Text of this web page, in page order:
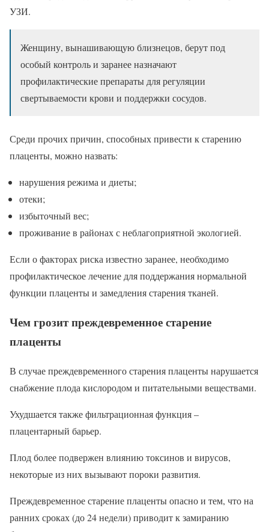
УЗИ.
Женщину, вынашивающую близнецов, берут под
особый контроль и заранее назначают
профилактические препараты для регуляции
свертываемости крови и поддержки сосудов.
Среди прочих причин, способных привести к старению
плаценты, можно назвать:
нарушения режима и диеты;
отеки;
избыточный вес;
проживание в районах с неблагоприятной экологией.
Если о факторах риска известно заранее, необходимо
профилактическое лечение для поддержания нормальной
функции плаценты и замедления старения тканей.
Чем грозит преждевременное старение
плаценты
В случае преждевременного старения плаценты нарушается
снабжение плода кислородом и питательными веществами.
Ухудшается также фильтрационная функция –
плацентарный барьер.
Плод более подвержен влиянию токсинов и вирусов,
некоторые из них вызывают пороки развития.
Преждевременное старение плаценты опасно и тем, что на
ранних сроках (до 24 недели) приводит к замиранию